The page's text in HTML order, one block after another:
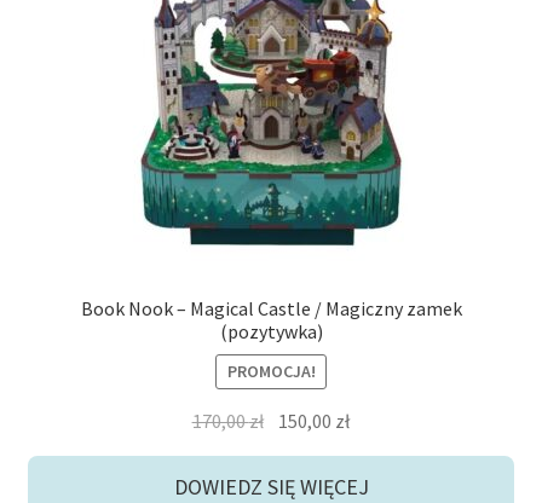
Book Nook – Magical Castle / Magiczny zamek
(pozytywka)
PROMOCJA!
170,00zł Pierwotna
cena
wynosiła:
150,00 złAktualna
cena
wynosi:
DOWIEDZ SIĘ WIĘCEJ